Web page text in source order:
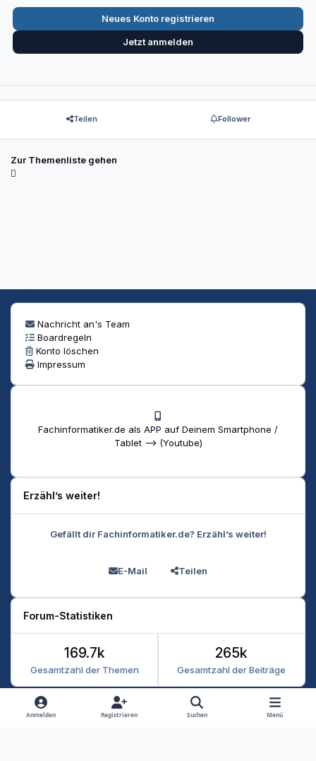
Neues Konto registrieren
Jetzt anmelden
Teilen Follower
Zur Themenliste gehen
Nachricht an's Team
Boardregeln
Konto löschen
Impressum
Fachinformatiker.de als APP auf Deinem Smartphone /
Tablet --> (Youtube)
Erzähl’s weiter!
Gefällt dir Fachinformatiker.de? Erzähl’s weiter!
E-Mail Teilen
Forum-Statistiken
Gesamtzahl der Themen
169.7k
Gesamtzahl der Beiträge
265k
Heller Modus
Dunkler Modus
Systemeinstellung
Anmelden Registrieren Suchen Menü